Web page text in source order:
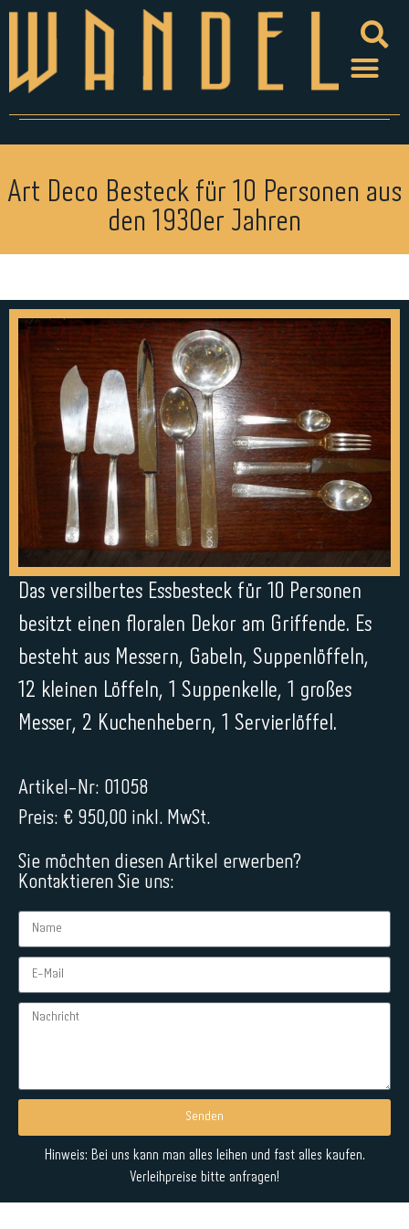
Art Deco Besteck für 10 Personen aus
den 1930er Jahren
Das versilbertes Essbesteck für 10 Personen
besitzt einen floralen Dekor am Griffende. Es
besteht aus Messern, Gabeln, Suppenlöffeln,
12 kleinen Löffeln, 1 Suppenkelle, 1 großes
Messer, 2 Kuchenhebern, 1 Servierlöffel.
Artikel-Nr: 01058
Preis: € 950,00 inkl. MwSt.
Sie möchten diesen Artikel erwerben?
Kontaktieren Sie uns:
Senden
Alternative:
Hinweis: Bei uns kann man alles leihen und fast alles kaufen.
Verleihpreise bitte anfragen!